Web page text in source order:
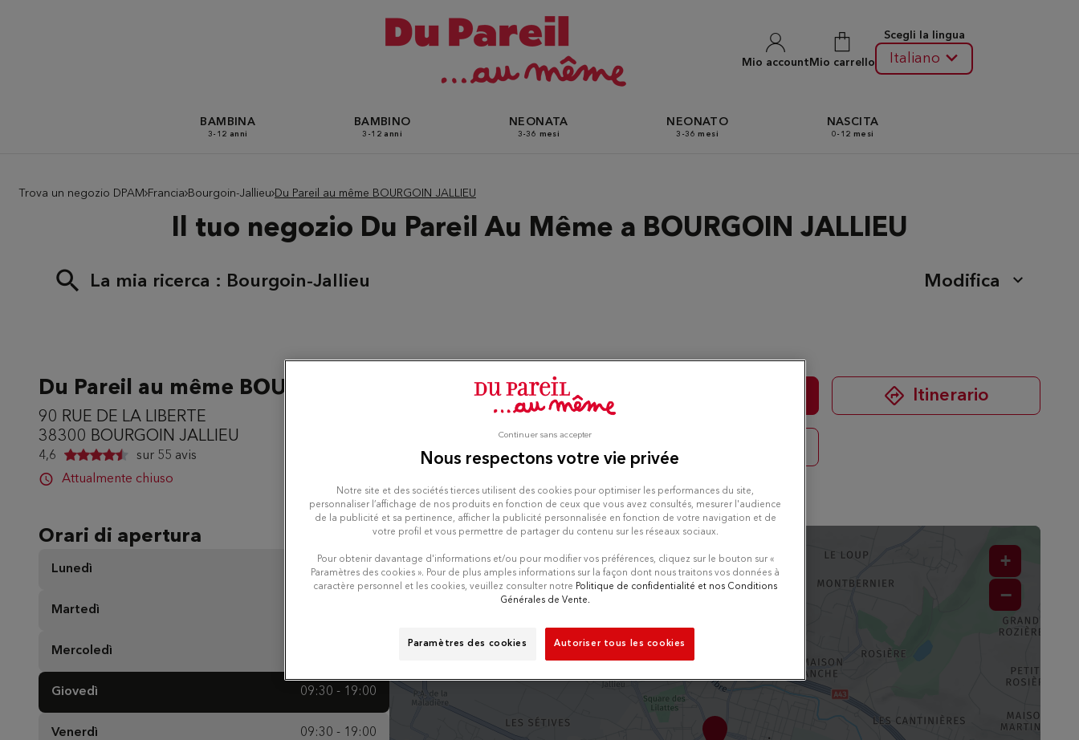
Mio account Mio carrello
Scegli la lingua
Italiano
BAMBINA
3-12 anni
BAMBINO
3-12 anni
NEONATA
3-36 mesi
NEONATO
3-36 mesi
NASCITA
0-12 mesi
Trova un negozio DPAM Francia Bourgoin-Jallieu Du Pareil au même BOURGOIN JALLIEU
Il tuo negozio Du Pareil Au Même a BOURGOIN JALLIEU
La mia ricerca : Bourgoin-Jallieu Modifica
Du Pareil au même BOURGOIN JALLIEU
90 RUE DE LA LIBERTE
38300 BOURGOIN JALLIEU
4,6 sur 55 avis
Attualmente chiuso
Itinerario
Orari di apertura
Lunedì Chiuso
Martedì
Mercoledì
Giovedì 09:30 - 19:00
Venerdì 09:30 - 19:00
+
−
Nous respectons votre vie privée
Notre site et des sociétés tierces utilisent des cookies pour optimiser les performances du site,
personnaliser l’affichage de nos produits en fonction de ceux que vous avez consultés, mesurer l'audience
de la publicité et sa pertinence, afficher la publicité personnalisée en fonction de votre navigation et de
votre profil et vous permettre de partager du contenu sur les réseaux sociaux.
Pour obtenir davantage d'informations et/ou pour modifier vos préférences, cliquez sur le bouton sur «
Paramètres des cookies ». Pour de plus amples informations sur la façon dont nous traitons vos données à
caractère personnel et les cookies, veuillez consulter notre Politique de confidentialité et nos Conditions
Générales de Vente.
Paramètres des cookies Autoriser tous les cookies
Continuer sans accepter